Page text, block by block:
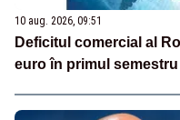
10 aug. 2026, 09:51
Deficitul comercial al
euro în primul